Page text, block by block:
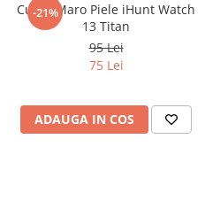
-21%
Curea Maro Piele iHunt Watch
13 Titan
95 Lei
75 Lei
ADAUGA IN COS